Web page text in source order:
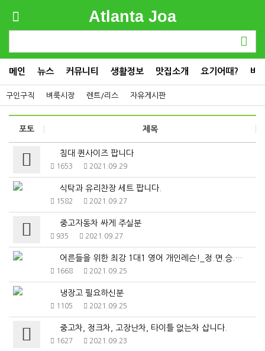
Atlanta Joa
메인 뉴스 커뮤니티 생활정보 맛집소개 요기어때? 비
구인구직 벼룩시장 렌트/리스 자유게시판
포토 제목
침대 퀸사이즈 팝니다
1653 2021.09.29
식탁과 유리찬장 세트 팝니다.
1582 2021.09.27
중고자동차 싸게 주실분
935 2021.09.27
어른들을 위한 최강 1대1 영어 개인레슨!_정.면.승.…
1668 2021.09.25
냉장고 필요하신분
1105 2021.09.25
중고차, 정크차, 고장난차, 타이틀 없는차 삽니다.
1627 2021.09.23